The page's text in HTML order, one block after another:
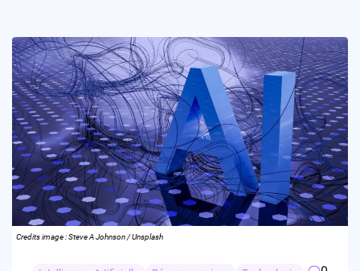
Credits image : Steve A Johnson / Unsplash